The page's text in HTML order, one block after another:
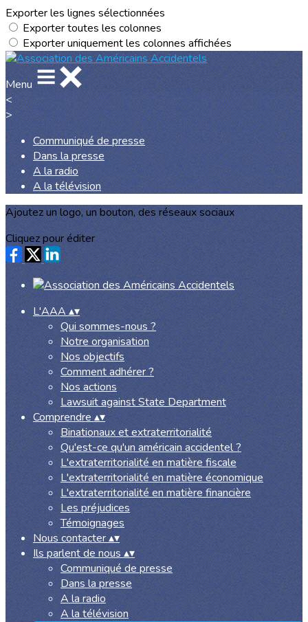
Exporter les lignes sélectionnées
Exporter toutes les colonnes
Exporter uniquement les colonnes affichées
Menu
<
>
Communiqué de presse
Dans la presse
A la radio
A la télévision
Ajoutez un logo, un bouton, des réseaux sociaux
Cliquez pour éditer
L'AAA▴▾
Qui sommes-nous ?
Notre organisation
Nos objectifs
Comment adhérer ?
Nos actions
Lawsuit against State Department
Comprendre▴▾
Binationaux et extraterritorialité
Qu'est-ce qu'un américain accidentel ?
L'extraterritorialité en matière fiscale
L'extraterritorialité en matière économique
L'extraterritorialité en matière financière
Les préjudices
Témoignages
Nous contacter▴▾
Ils parlent de nous▴▾
Communiqué de presse
Dans la presse
A la radio
A la télévision